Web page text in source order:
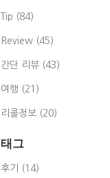
Tip (84)
Review (45)
간단 리뷰 (43)
여행 (21)
리콜정보 (20)
태그
후기 (14)